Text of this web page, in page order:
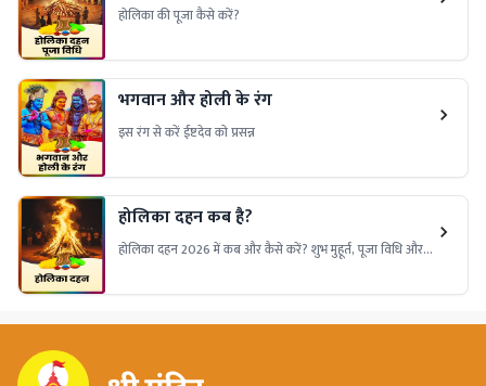
होलिका की पूजा कैसे करें?
भगवान और होली के रंग
इस रंग से करें ईष्टदेव को प्रसन्न
होलिका दहन कब है?
होलिका दहन 2026 में कब और कैसे करें? शुभ मुहूर्त, पूजा विधि और